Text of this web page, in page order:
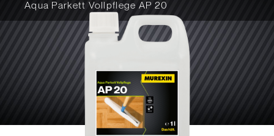
Aqua Parkett Vollpflege AP 20